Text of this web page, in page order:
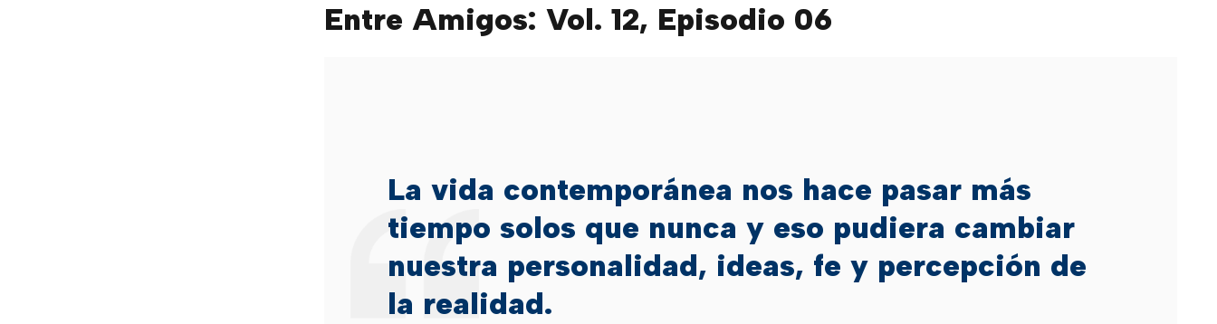
Entre Amigos: Vol. 12, Episodio 06
La vida contemporánea nos hace pasar más
tiempo solos que nunca y eso pudiera cambiar
nuestra personalidad, ideas, fe y percepción de
la realidad.